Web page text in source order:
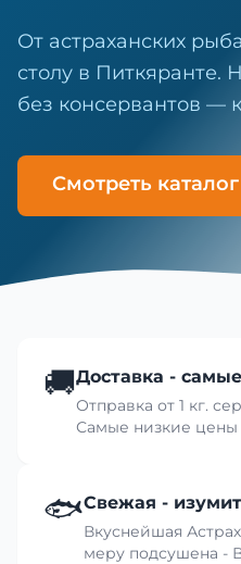
От астраханских
столу в Питкяранте.
без консервантов —
Смотреть каталог
🚚Доставка -
Отправка от 1 кг.
Самые низкие цены
🐟Свежая -
Вкуснейшая
меру подсушена -